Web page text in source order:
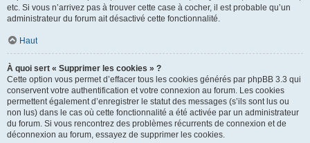
etc. Si vous n’arrivez pas à trouver cette case à cocher, il est probable qu’un
administrateur du forum ait désactivé cette fonctionnalité.
Haut
À quoi sert « Supprimer les cookies » ?
Cette option vous permet d’effacer tous les cookies générés par phpBB 3.3 qui
conservent votre authentification et votre connexion au forum. Les cookies
permettent également d’enregistrer le statut des messages (s’ils sont lus ou
non lus) dans le cas où cette fonctionnalité a été activée par un administrateur
du forum. Si vous rencontrez des problèmes récurrents de connexion et de
déconnexion au forum, essayez de supprimer les cookies.